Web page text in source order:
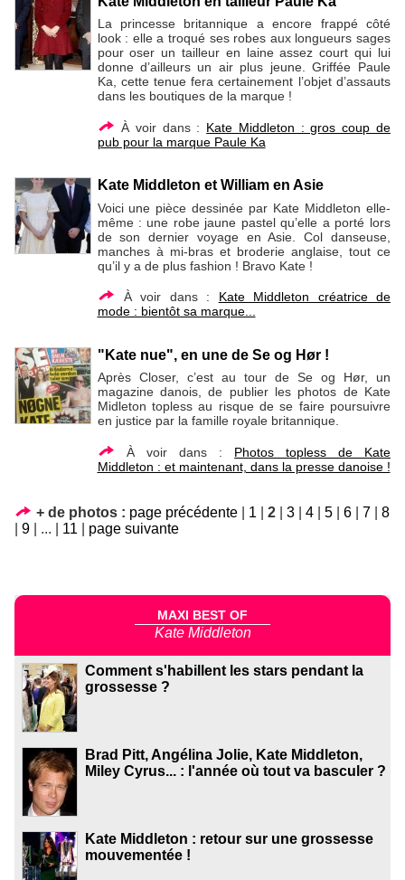
La princesse britannique a encore frappé côté
look : elle a troqué ses robes aux longueurs sages
pour oser un tailleur en laine assez court qui lui
donne d’ailleurs un air plus jeune. Griffée Paule
Ka, cette tenue fera certainement l’objet d’assauts
dans les boutiques de la marque !
À voir dans : Kate Middleton : gros coup de
pub pour la marque Paule Ka
Kate Middleton et William en Asie
Voici une pièce dessinée par Kate Middleton elle-
même : une robe jaune pastel qu’elle a porté lors
de son dernier voyage en Asie. Col danseuse,
manches à mi-bras et broderie anglaise, tout ce
qu’il y a de plus fashion ! Bravo Kate !
À voir dans : Kate Middleton créatrice de
mode : bientôt sa marque...
"Kate nue", en une de Se og Hør !
Après Closer, c’est au tour de Se og Hør, un
magazine danois, de publier les photos de Kate
Midleton topless au risque de se faire poursuivre
en justice par la famille royale britannique.
À voir dans : Photos topless de Kate
Middleton : et maintenant, dans la presse danoise !
+ de photos : page précédente 1 2 3 4 5 6 7
8
9 ... 11 page suivante
MAXI BEST OF
Kate Middleton
Comment s'habillent les stars pendant la
grossesse ?
Brad Pitt, Angélina Jolie, Kate Middleton,
Miley Cyrus... : l'année où tout va basculer ?
Kate Middleton : retour sur une grossesse
mouvementée !